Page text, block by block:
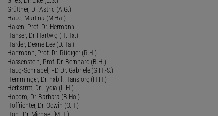
Grüttner, Dr. Astrid (A.G.)
Häbe, Martina (M.Hä.)
Haken, Prof. Dr. Hermann
Hanser, Dr. Hartwig (H.Ha.)
Harder, Deane Lee (D.Ha.)
Hartmann, Prof. Dr. Rüdiger (R.H.)
Hassenstein, Prof. Dr. Bernhard (B.H.)
Haug-Schnabel, PD Dr. Gabriele (G.H.-S.)
Hemminger, Dr. habil. Hansjörg (H.H.)
Herbstritt, Dr. Lydia (L.H.)
Hobom, Dr. Barbara (B.Ho.)
Hoffrichter, Dr. Odwin (O.H.)
Hohl, Dr. Michael (M.H.)